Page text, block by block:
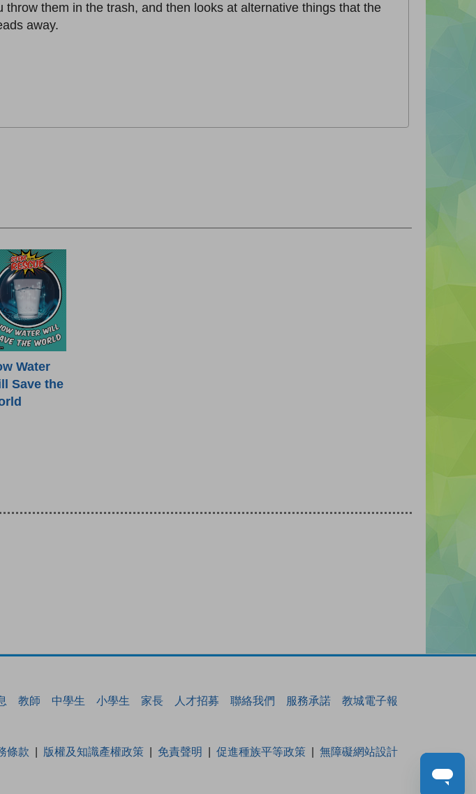
them in the trash, and then looks at alternative things that the
away.
Water
Save the
教師 中學生 小學生 家長 人才招募 聯絡我們 服務承諾 教城電子報
條款 版權及知識產權政策 免責聲明 促進種族平等政策 無障礙網站設計